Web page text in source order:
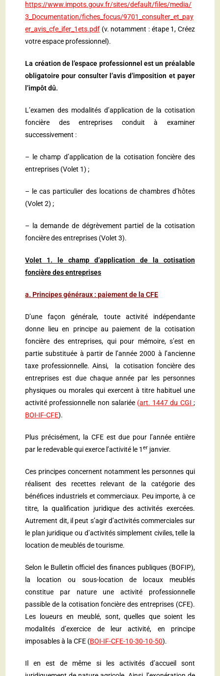
https://www.impots.gouv.fr/sites/default/files/media/
3_Documentation/fiches_focus/9701_consulter_et_pay
er_avis_cfe_ifer_1ets.pdf (v. notamment : étape 1, Créez
votre espace professionnel).
La création de l’espace professionnel est un préalable
obligatoire pour consulter l’avis d’imposition et payer
l’impôt dû.
L’examen des modalités d’application de la cotisation
foncière des entreprises conduit à examiner
successivement :
– le champ d’application de la cotisation foncière des
entreprises (Volet 1) ;
– le cas particulier des locations de chambres d’hôtes
(Volet 2) ;
– la demande de dégrèvement partiel de la cotisation
foncière des entreprises (Volet 3).
Volet 1. le champ d’application de la cotisation
foncière des entreprises
a. Principes généraux : paiement de la CFE
D’une façon générale, toute activité indépendante
donne lieu en principe au paiement de la cotisation
foncière des entreprises, qui pour mémoire, s’est en
partie substituée à partir de l’année 2000 à l’ancienne
taxe professionnelle. Ainsi, la cotisation foncière des
entreprises est due chaque année par les personnes
physiques ou morales qui exercent à titre habituel une
activité professionnelle non salariée (art. 1447 du CGI ;
BOI-IF-CFE).
Plus précisément, la CFE est due pour l’année entière
par le redevable qui exerce l’activité le 1er janvier.
Ces principes concernent notamment les personnes qui
réalisent des recettes relevant de la catégorie des
bénéfices industriels et commerciaux. Peu importe, à ce
titre, la qualification juridique des activités exercées.
Autrement dit, il peut s’agir d’activités commerciales sur
le plan juridique ou d’activités simplement civiles, telle la
location de meublés de tourisme.
Selon le Bulletin officiel des finances publiques (BOFIP),
la location ou sous-location de locaux meublés
constitue par nature une activité professionnelle
passible de la cotisation foncière des entreprises (CFE).
Les loueurs en meublé, sont, quelles que soient les
modalités d’exercice de leur activité, en principe
imposables à la CFE (BOI-IF-CFE-10-30-10-50).
Il en est de même si les activités d’accueil sont